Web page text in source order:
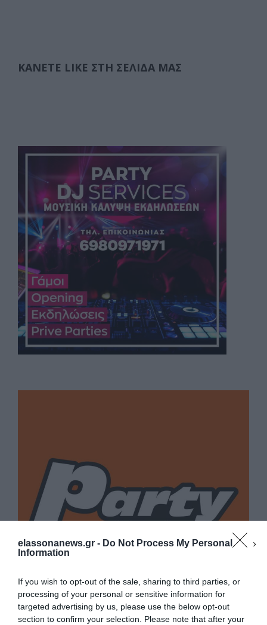
elassonanews.gr - Do Not Process My Personal
Information
If you wish to opt-out of the sale, sharing to third parties, or
processing of your personal or sensitive information for
targeted advertising by us, please use the below opt-out
section to confirm your selection. Please note that after your
ΚΆΝΕΤΕ LIKE ΣΤΗ ΣΕΛΊΔΑ ΜΑΣ